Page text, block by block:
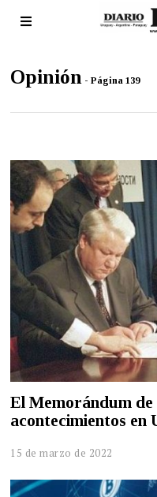
Opinión - Página 139
El Memorándum
acontecimientos en
15 de marzo de 2022